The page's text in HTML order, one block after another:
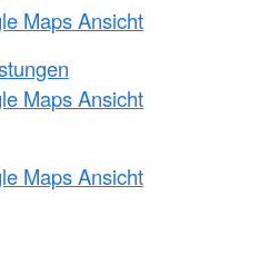
Maps Ansicht
Maps Ansicht
Maps Ansicht